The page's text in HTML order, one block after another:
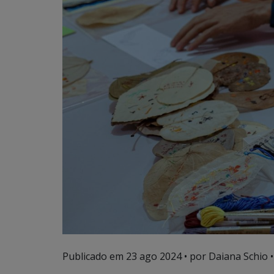
Publicado em 23 ago 2024• por Daiana Schio •